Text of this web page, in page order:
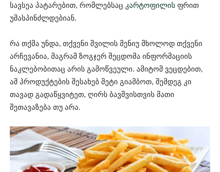
სავსეა პატარებით, რომლებსაც კარტოფილის ფრით
უმასპინძლდებიან.
რა თქმა უნდა, თქვენი შვილის მენიუ მხოლოდ თქვენი
არჩევანია, მაგრამ ზოგჯერ შეცდომა ინფორმაციის
ნაკლებობითაც არის გამოწვეული. ამიტომ ვეცდებით,
ამ პროდუქტების შესახებ მეტი გიამბოთ, შემდეგ კი
თავად გადაწყვიტეთ, ღირს ბავშვისთვის მათი
შეთავაზება თუ არა.